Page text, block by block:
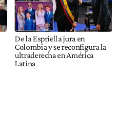
De la Espriella jura en
Colombia y se reconfigura la
ultraderecha en América
Latina